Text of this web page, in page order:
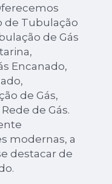
de Tubulação
de Gás
Encanado,
de Gás,
de Gás.
modernas, a
destacar de